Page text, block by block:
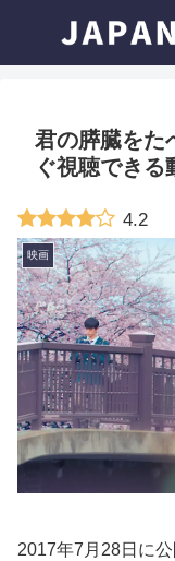
君の膵臓をた
ぐ視聴できる
4.2
映画
2017年7月28日に